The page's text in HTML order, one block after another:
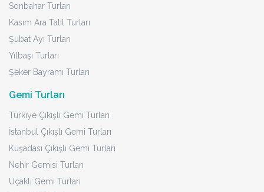
Sonbahar Turları
Kasım Ara Tatil Turları
Şubat Ayı Turları
Yılbaşı Turları
Şeker Bayramı Turları
Gemi Turları
Türkiye Çıkışlı Gemi Turları
İstanbul Çıkışlı Gemi Turları
Kuşadası Çıkışlı Gemi Turları
Nehir Gemisi Turları
Uçaklı Gemi Turları